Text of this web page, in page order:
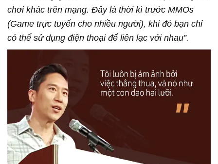
chơi khác trên mạng. Đây là thời kì trước MMOs
(Game trực tuyến cho nhiều người), khi đó bạn chỉ
có thể sử dụng điện thoại để liên lạc với nhau”.